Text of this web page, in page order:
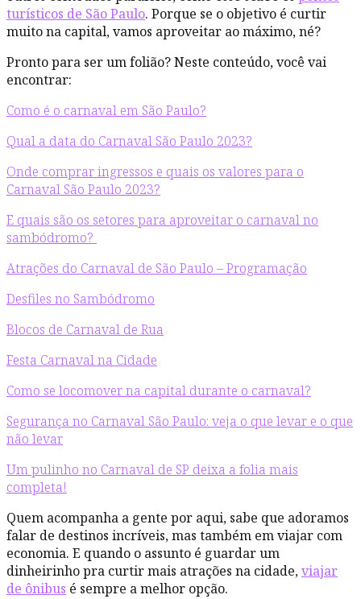
turísticos de São Paulo. Porque se o objetivo é curtir
muito na capital, vamos aproveitar ao máximo, né?
Pronto para ser um folião? Neste conteúdo, você vai
encontrar:
Como é o carnaval em São Paulo?
Qual a data do Carnaval São Paulo 2023?
Onde comprar ingressos e quais os valores para o
Carnaval São Paulo 2023?
E quais são os setores para aproveitar o carnaval no
sambódromo?
Atrações do Carnaval de São Paulo – Programação
Desfiles no Sambódromo
Blocos de Carnaval de Rua
Festa Carnaval na Cidade
Como se locomover na capital durante o carnaval?
Segurança no Carnaval São Paulo: veja o que levar e o que
não levar
Um pulinho no Carnaval de SP deixa a folia mais
completa!
Quem acompanha a gente por aqui, sabe que adoramos
falar de destinos incríveis, mas também em viajar com
economia. E quando o assunto é guardar um
dinheirinho pra curtir mais atrações na cidade,viajar
de ônibus é sempre a melhor opção.